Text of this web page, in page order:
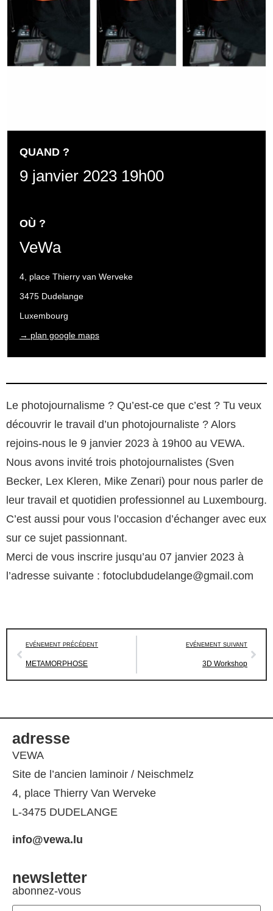
QUAND ?
9 janvier 2023 19h00
OÙ ?
VeWa
4, place Thierry van Werveke
3475 Dudelange
Luxembourg
→ plan google maps
Le photojournalisme ? Qu’est-ce que c’est ? Tu veux
découvrir le travail d’un photojournaliste ? Alors
rejoins-nous le 9 janvier 2023 à 19h00 au VEWA.
Nous avons invité trois photojournalistes (Sven
Becker, Lex Kleren, Mike Zenari) pour nous parler de
leur travail et quotidien professionnel au Luxembourg.
C’est aussi pour vous l’occasion d’échanger avec eux
sur ce sujet passionnant.
Merci de vous inscrire jusqu’au 07 janvier 2023 à
l’adresse suivante : fotoclubdudelange@gmail.com
EVÉNEMENT PRÉCÉDENT
METAMORPHOSE
EVÉNEMENT SUIVANT
3D Workshop
adresse
VEWA
Site de l’ancien laminoir / Neischmelz
4, place Thierry Van Werveke
L-3475 DUDELANGE
info@vewa.lu
newsletter
abonnez-vous